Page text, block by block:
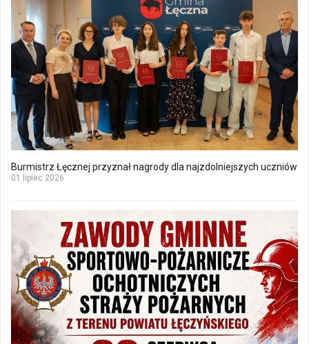
Burmistrz Łęcznej przyznał nagrody dla najzdolniejszych uczniów
01 lipiec 2026